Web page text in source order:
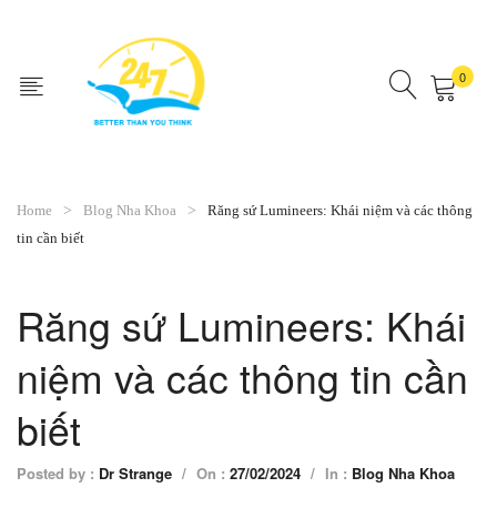
0
Home Blog Nha Khoa
Răng sứ Lumineers: Khái niệm và các thông
tin cần biết
Răng sứ Lumineers: Khái
niệm và các thông tin cần
biết
Posted by : Dr Strange / On : 27/02/2024 / In : Blog Nha Khoa